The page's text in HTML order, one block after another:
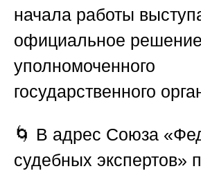
начала работы
официальное решение
уполномоченного
государственного
🌀 В адрес Союза
судебных экспертов»